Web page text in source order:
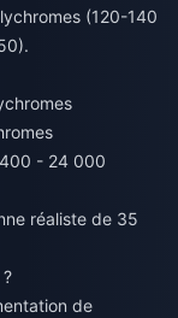
(120-140
- 24 000
réaliste de 35
de